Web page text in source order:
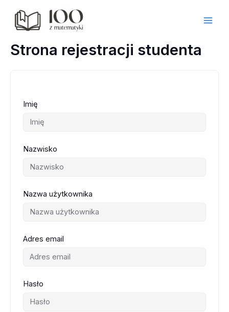
treści
Strona rejestracji studenta
Imię
Nazwisko
Nazwa użytkownika
Adres email
Hasło